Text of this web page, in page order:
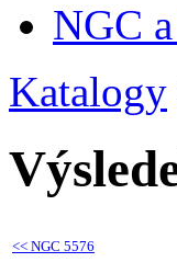
NGC
Katalogy
<< NGC 5576